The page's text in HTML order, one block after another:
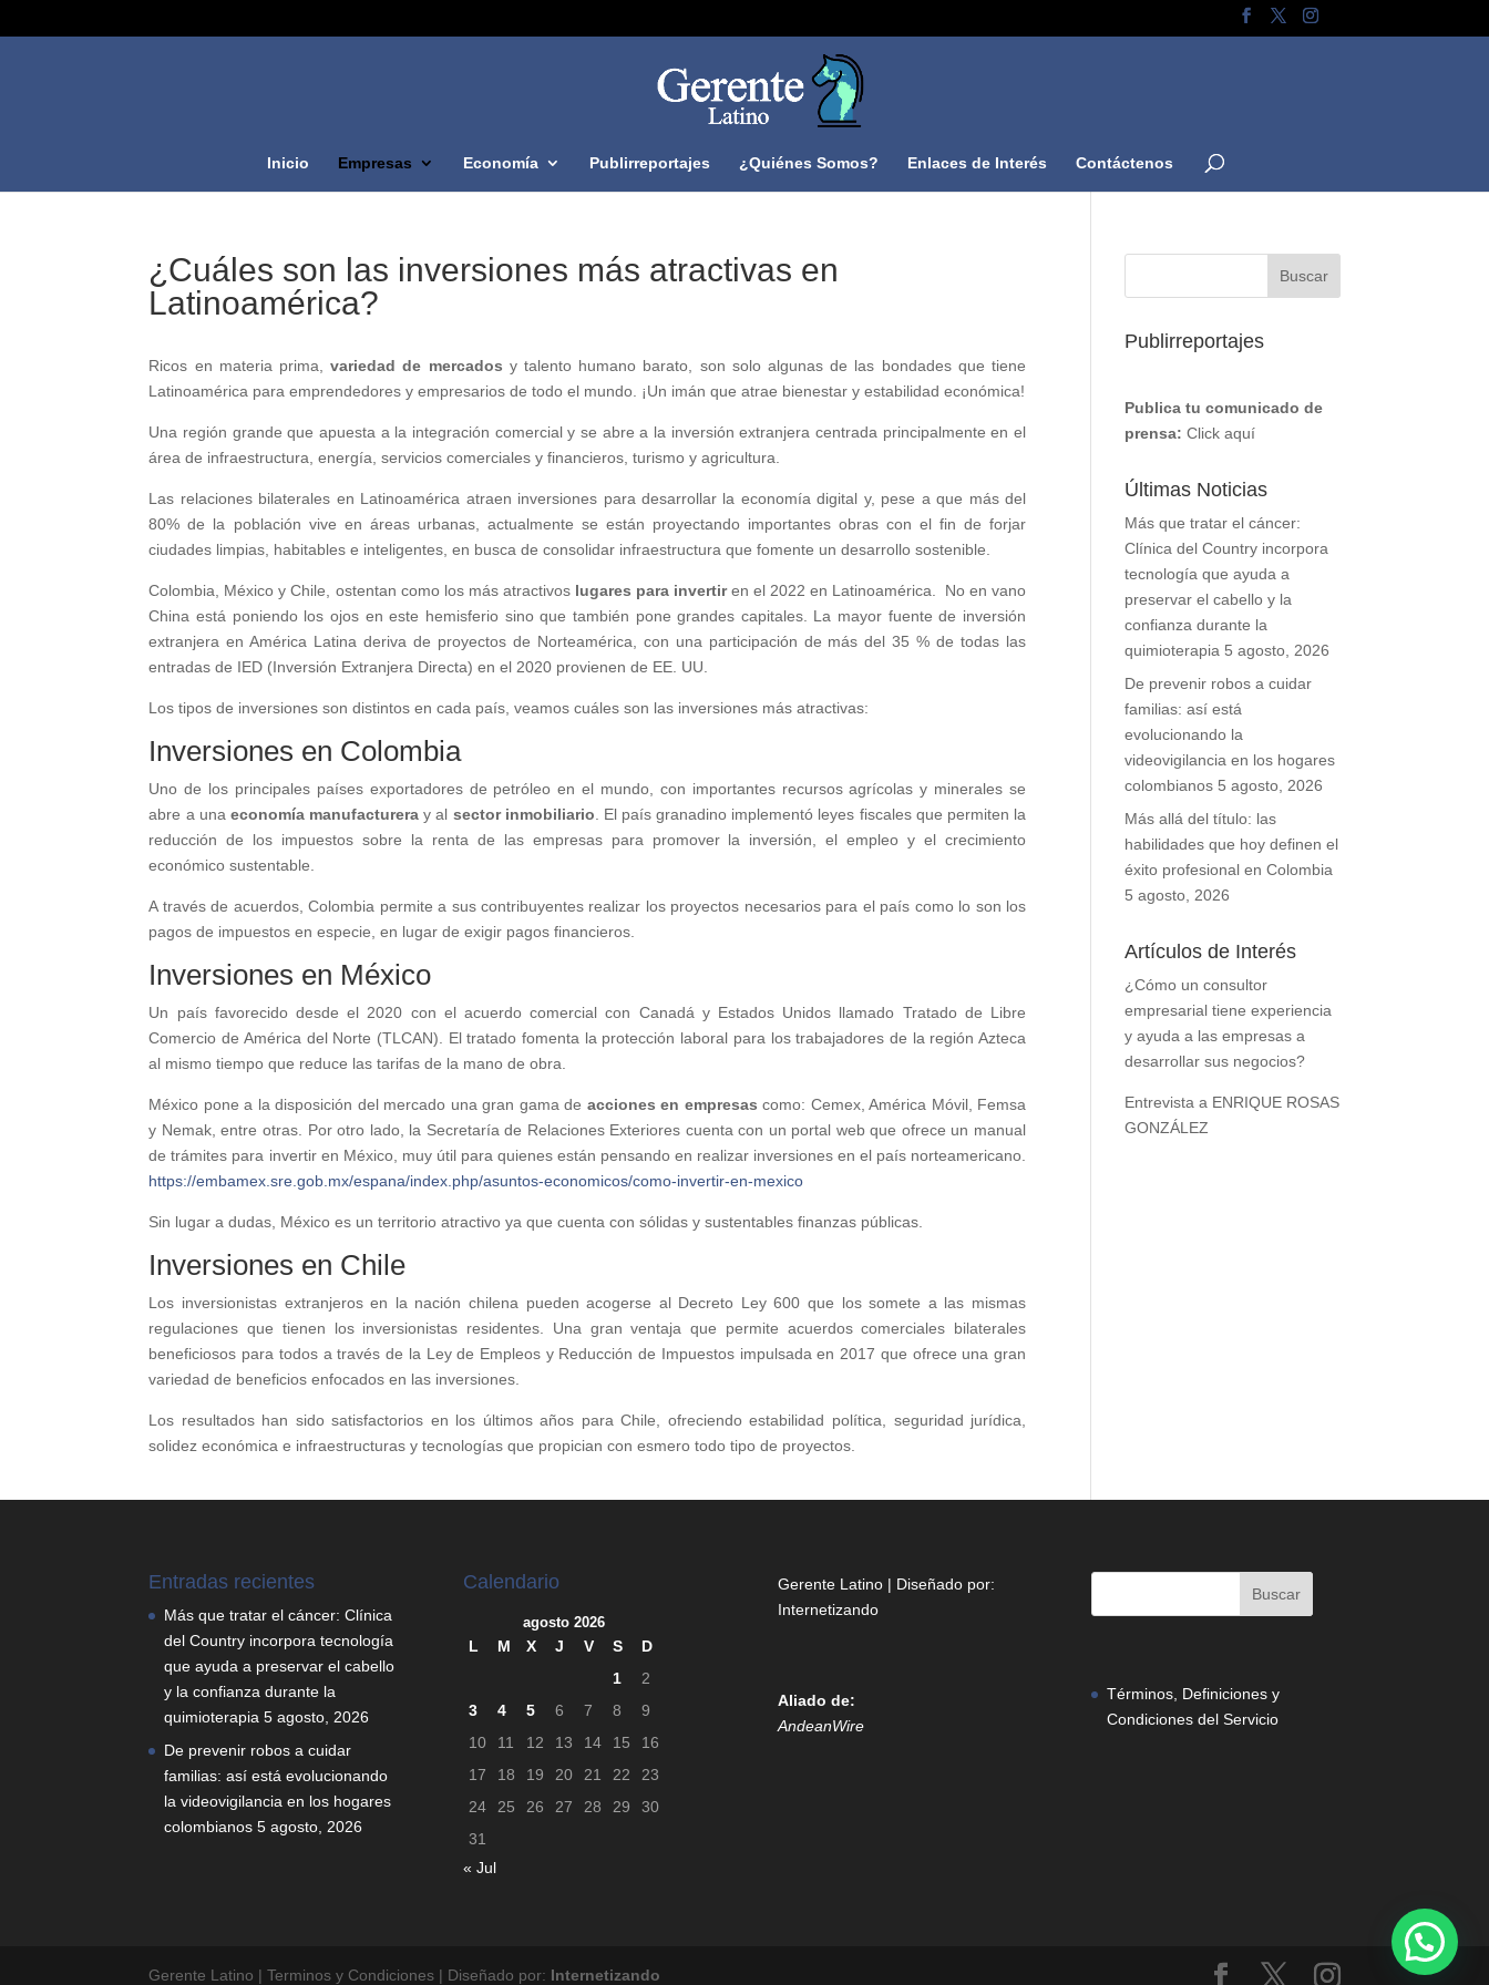
Inicio Empresas Economía Publirreportajes ¿Quiénes Somos? Enlaces de Interés Contáctenos
¿Cuáles son las inversiones más atractivas en
Latinoamérica?
Ricos en materia prima, variedad de mercados y talento humano barato, son solo algunas de las bondades que tiene
Latinoamérica para emprendedores y empresarios de todo el mundo. ¡Un imán que atrae bienestar y estabilidad económica!
Una región grande que apuesta a la integración comercial y se abre a la inversión extranjera centrada principalmente en el
área de infraestructura, energía, servicios comerciales y financieros, turismo y agricultura.
Las relaciones bilaterales en Latinoamérica atraen inversiones para desarrollar la economía digital y, pese a que más del
80% de la población vive en áreas urbanas, actualmente se están proyectando importantes obras con el fin de forjar
ciudades limpias, habitables e inteligentes, en busca de consolidar infraestructura que fomente un desarrollo sostenible.
Colombia, México y Chile, ostentan como los más atractivos lugares para invertiren el 2022 en Latinoamérica. No en vano
China está poniendo los ojos en este hemisferio sino que también pone grandes capitales. La mayor fuente de inversión
extranjera en América Latina deriva de proyectos de Norteamérica, con una participación de más del 35 % de todas las
entradas de IED (Inversión Extranjera Directa) en el 2020 provienen de EE. UU.
Los tipos de inversiones son distintos en cada país, veamos cuáles son las inversiones más atractivas:
Inversiones en Colombia
Uno de los principales países exportadores de petróleo en el mundo, con importantes recursos agrícolas y minerales se
abre a una economía manufacturera y al sector inmobiliario . El país granadino implementó leyes fiscales que permiten la
reducción de los impuestos sobre la renta de las empresas para promover la inversión, el empleo y el crecimiento
económico sustentable.
A través de acuerdos, Colombia permite a sus contribuyentes realizar los proyectos necesarios para el país como lo son los
pagos de impuestos en especie, en lugar de exigir pagos financieros.
Inversiones en México
Un país favorecido desde el 2020 con el acuerdo comercial con Canadá y Estados Unidos llamado Tratado de Libre
Comercio de América del Norte (TLCAN). El tratado fomenta la protección laboral para los trabajadores de la región Azteca
al mismo tiempo que reduce las tarifas de la mano de obra.
México pone a la disposición del mercado una gran gama de acciones en empresascomo: Cemex, América Móvil, Femsa
y Nemak, entre otras. Por otro lado, la Secretaría de Relaciones Exteriores cuenta con un portal web que ofrece un manual
de trámites para invertir en México, muy útil para quienes están pensando en realizar inversiones en el país norteamericano.
https://embamex.sre.gob.mx/espana/index.php/asuntos-economicos/como-invertir-en-mexico
Sin lugar a dudas, México es un territorio atractivo ya que cuenta con sólidas y sustentables finanzas públicas.
Inversiones en Chile
Los inversionistas extranjeros en la nación chilena pueden acogerse al Decreto Ley 600 que los somete a las mismas
regulaciones que tienen los inversionistas residentes. Una gran ventaja que permite acuerdos comerciales bilaterales
beneficiosos para todos a través de la Ley de Empleos y Reducción de Impuestos impulsada en 2017 que ofrece una gran
variedad de beneficios enfocados en las inversiones.
Los resultados han sido satisfactorios en los últimos años para Chile, ofreciendo estabilidad política, seguridad jurídica,
solidez económica e infraestructuras y tecnologías que propician con esmero todo tipo de proyectos.
Publirreportajes
Publica tu comunicado de
prensa: Click aquí
Últimas Noticias
Más que tratar el cáncer:
Clínica del Country incorpora
tecnología que ayuda a
preservar el cabello y la
confianza durante la
quimioterapia 5 agosto, 2026
De prevenir robos a cuidar
familias: así está
evolucionando la
videovigilancia en los hogares
colombianos 5 agosto, 2026
Más allá del título: las
habilidades que hoy definen el
éxito profesional en Colombia
5 agosto, 2026
Artículos de Interés
¿Cómo un consultor
empresarial tiene experiencia
y ayuda a las empresas a
desarrollar sus negocios?
Entrevista a ENRIQUE ROSAS
GONZÁLEZ
Entradas recientes
Más que tratar el cáncer: Clínica
del Country incorpora tecnología
que ayuda a preservar el cabello
y la confianza durante la
quimioterapia 5 agosto, 2026
De prevenir robos a cuidar
familias: así está evolucionando
la videovigilancia en los hogares
colombianos 5 agosto, 2026
Calendario
agosto 2026
L M X J V S
D
1
2
3
4 5 6 7 8
9
10
11 12 13 14 15
16
17
18 19 20 21 22
23
24
25 26 27 28 29
30
31
« Jul
Gerente Latino | Diseñado por:
Internetizando
Aliado de:
AndeanWire
Términos, Definiciones y
Condiciones del Servicio
Gerente Latino | Terminos y Condiciones | Diseñado por: Internetizando